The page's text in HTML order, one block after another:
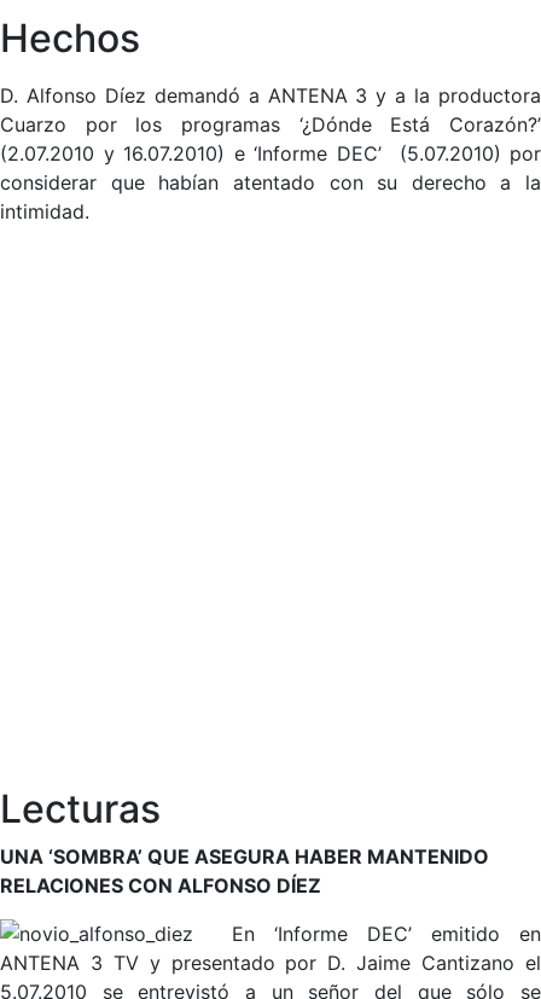
Hechos
D. Alfonso Díez demandó a ANTENA 3 y a la productora
Cuarzo por los programas ‘¿Dónde Está Corazón?’
(2.07.2010 y 16.07.2010) e ‘Informe DEC’ (5.07.2010) por
considerar que habían atentado con su derecho a la
intimidad.
Lecturas
UNA ‘SOMBRA’ QUE ASEGURA HABER MANTENIDO
RELACIONES CON ALFONSO DÍEZ
En ‘Informe DEC’ emitido en
ANTENA 3 TV y presentado por D. Jaime Cantizano el
5.07.2010 se entrevistó a un señor del que sólo se